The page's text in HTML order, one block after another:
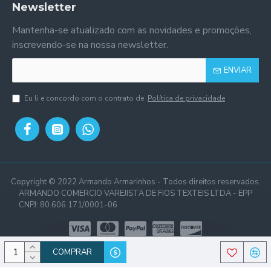
COMPRAR
Newsletter
Mantenha-se atualizado com as novidades e promoções,
inscrevendo-se na nossa newsletter.
ENVIAR
Eu li e concordo com o contrato de Política de privacidade
Copyright © 2022 Armando Armarinhos - Todos direitos reservados.
ARMANDO COMERCIO VAREJISTA DE FIOS TEXTEIS LTDA - EPP
CNPJ: 80.606.171/0001-06